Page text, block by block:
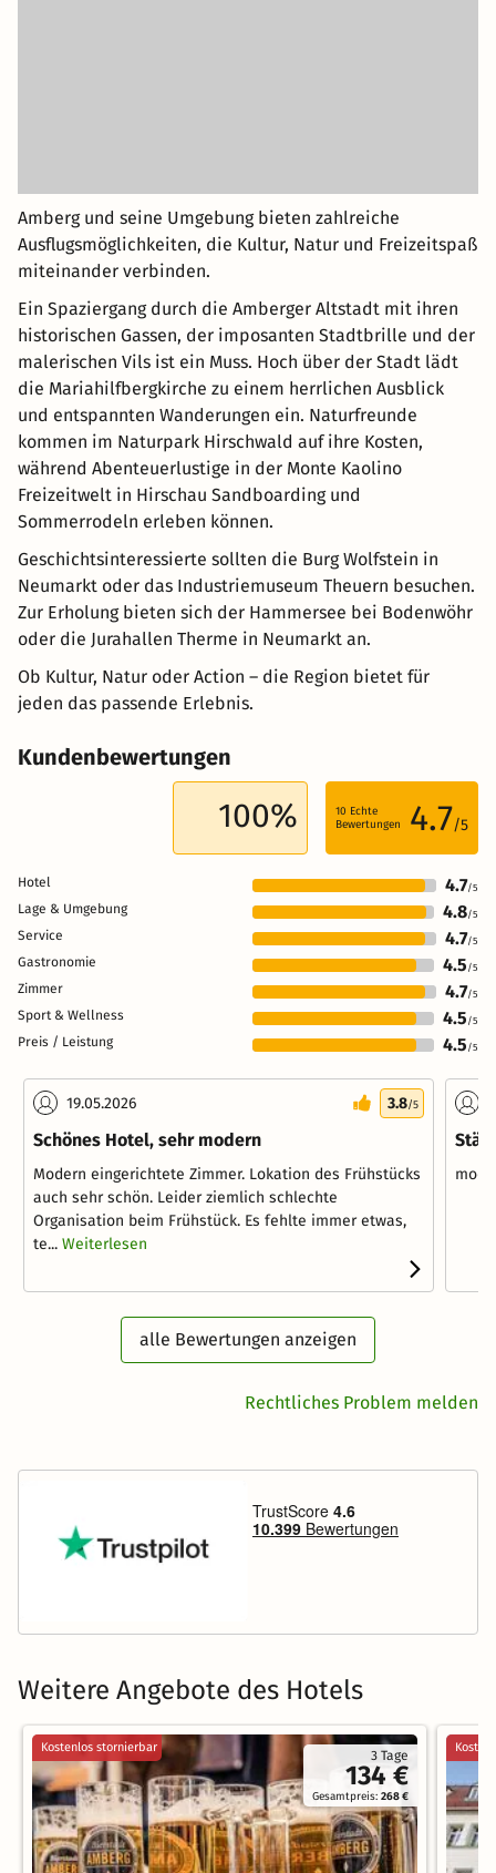
Amberg und seine Umgebung bieten zahlreiche
Ausflugsmöglichkeiten, die Kultur, Natur und Freizeitspaß
miteinander verbinden.
Ein Spaziergang durch die Amberger Altstadt mit ihren
historischen Gassen, der imposanten Stadtbrille und der
malerischen Vils ist ein Muss. Hoch über der Stadt lädt
die Mariahilfbergkirche zu einem herrlichen Ausblick
und entspannten Wanderungen ein. Naturfreunde
kommen im Naturpark Hirschwald auf ihre Kosten,
während Abenteuerlustige in der Monte Kaolino
Freizeitwelt in Hirschau Sandboarding und
Sommerrodeln erleben können.
Geschichtsinteressierte sollten die Burg Wolfstein in
Neumarkt oder das Industriemuseum Theuern besuchen.
Zur Erholung bieten sich der Hammersee bei Bodenwöhr
oder die Jurahallen Therme in Neumarkt an.
Ob Kultur, Natur oder Action – die Region bietet für
jeden das passende Erlebnis.
Kundenbewertungen
100% 10 Echte
Bewertungen
4.7/5
Hotel 4.7/5
Lage & Umgebung 4.8/5
Service 4.7/5
Gastronomie 4.5 /5
Zimmer 4.7/5
Sport & Wellness 4.5 /5
Preis / Leistung 4.5 /5
19.05.2026 3.8/5
Schönes Hotel, sehr modern
Modern eingerichtete Zimmer. Lokation des Frühstücks
auch sehr schön. Leider ziemlich schlechte
Organisation beim Frühstück. Es fehlte immer etwas,
te... Weiterlesen
alle Bewertungen anzeigen
Rechtliches Problem melden
Weitere Angebote des Hotels
3 Tage
134 €
Gesamtpreis:268 €
Kostenlos stornierbar